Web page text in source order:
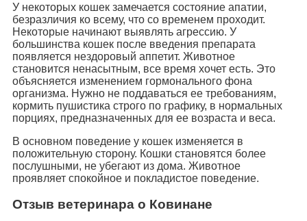
У некоторых кошек замечается состояние апатии,
безразличия ко всему, что со временем проходит.
Некоторые начинают выявлять агрессию. У
большинства кошек после введения препарата
появляется нездоровый аппетит. Животное
становится ненасытным, все время хочет есть. Это
объясняется изменением гормонального фона
организма. Нужно не поддаваться ее требованиям,
кормить пушистика строго по графику, в нормальных
порциях, предназначенных для ее возраста и веса.
В основном поведение у кошек изменяется в
положительную сторону. Кошки становятся более
послушными, не убегают из дома. Животное
проявляет спокойное и покладистое поведение.
Отзыв ветеринара о Ковинане